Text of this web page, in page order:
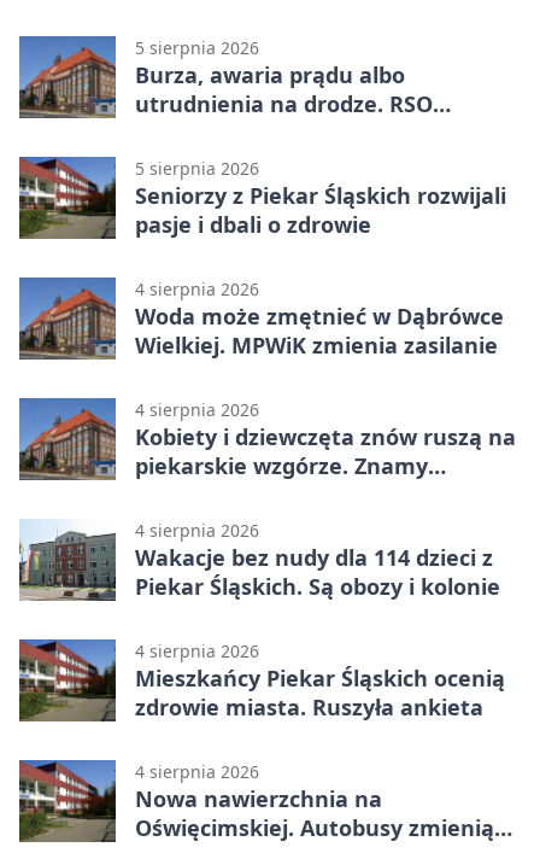
5 sierpnia 2026
Burza, awaria prądu albo
utrudnienia na drodze. RSO
5 sierpnia 2026
Seniorzy z Piekar Śląskich rozwijali
pasje i dbali o zdrowie
4 sierpnia 2026
Woda może zmętnieć w Dąbrówce
Wielkiej. MPWiK zmienia zasilanie
4 sierpnia 2026
Kobiety i dziewczęta znów ruszą na
piekarskie wzgórze. Znamy
4 sierpnia 2026
Wakacje bez nudy dla 114 dzieci z
Piekar Śląskich. Są obozy i kolonie
4 sierpnia 2026
Mieszkańcy Piekar Śląskich ocenią
zdrowie miasta. Ruszyła ankieta
4 sierpnia 2026
Nowa nawierzchnia na
Oświęcimskiej. Autobusy zmienią